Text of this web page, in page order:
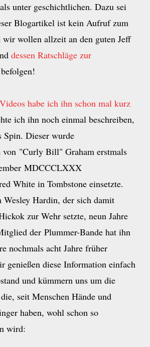
unter geschichtlichen. Dazu sei
Blogartikel ist kein Aufruf zum
wir wollen allzeit an den guten Jeff
dessen Ratschläge zur
befolgen!
habe ich ihn schon mal kurz
ich ihn noch einmal beschreiben,
Spin. Dieser wurde
von "Curly Bill" Graham erstmals
MDCCCLXXX
White in Tombstone einsetzte.
Wesley Hardin, der sich damit
zur Wehr setzte, neun Jahre
der Plummer-Bande hat ihn
nochmals acht Jahre früher
genießen diese Information einfach
und kümmern uns um die
seit Menschen Hände und
haben, wohl schon so
wird: